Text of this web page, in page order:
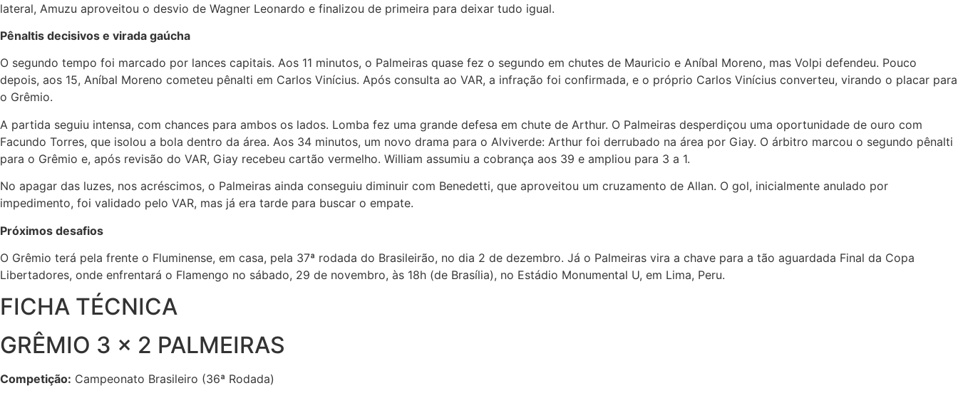
lateral, Amuzu aproveitou o desvio de Wagner Leonardo e finalizou de primeira para deixar tudo igual.
Pênaltis decisivos e virada gaúcha
O segundo tempo foi marcado por lances capitais. Aos 11 minutos, o Palmeiras quase fez o segundo em chutes de Mauricio e Aníbal Moreno, mas Volpi defendeu. Pouco
depois, aos 15, Aníbal Moreno cometeu pênalti em Carlos Vinícius. Após consulta ao VAR, a infração foi confirmada, e o próprio Carlos Vinícius converteu, virando o placar para
o Grêmio.
A partida seguiu intensa, com chances para ambos os lados. Lomba fez uma grande defesa em chute de Arthur. O Palmeiras desperdiçou uma oportunidade de ouro com
Facundo Torres, que isolou a bola dentro da área. Aos 34 minutos, um novo drama para o Alviverde: Arthur foi derrubado na área por Giay. O árbitro marcou o segundo pênalti
para o Grêmio e, após revisão do VAR, Giay recebeu cartão vermelho. William assumiu a cobrança aos 39 e ampliou para 3 a 1.
No apagar das luzes, nos acréscimos, o Palmeiras ainda conseguiu diminuir com Benedetti, que aproveitou um cruzamento de Allan. O gol, inicialmente anulado por
impedimento, foi validado pelo VAR, mas já era tarde para buscar o empate.
Próximos desafios
O Grêmio terá pela frente o Fluminense, em casa, pela 37ª rodada do Brasileirão, no dia 2 de dezembro. Já o Palmeiras vira a chave para a tão aguardada Final da Copa
Libertadores, onde enfrentará o Flamengo no sábado, 29 de novembro, às 18h (de Brasília), no Estádio Monumental U, em Lima, Peru.
FICHA TÉCNICA
GRÊMIO 3 x 2 PALMEIRAS
Competição: Campeonato Brasileiro (36ª Rodada)